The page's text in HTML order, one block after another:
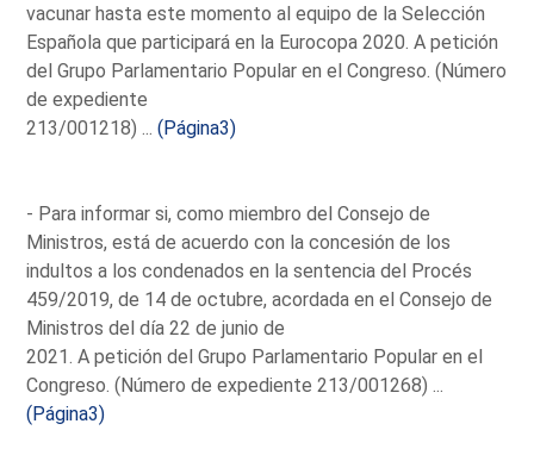
vacunar hasta este momento al equipo de la Selección
Española que participará en la Eurocopa 2020. A petición
del Grupo Parlamentario Popular en el Congreso. (Número
de expediente
213/001218) ...(Página3)
- Para informar si, como miembro del Consejo de
Ministros, está de acuerdo con la concesión de los
indultos a los condenados en la sentencia del Procés
459/2019, de 14 de octubre, acordada en el Consejo de
Ministros del día 22 de junio de
2021. A petición del Grupo Parlamentario Popular en el
Congreso. (Número de expediente 213/001268) ...
(Página3)